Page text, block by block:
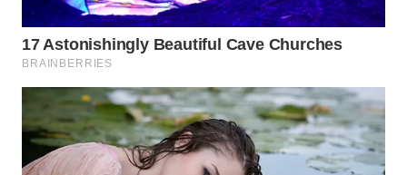
NIAS
WN
WN
TAPANULI
SELATAN